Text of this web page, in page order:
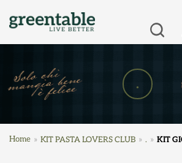
Busca
.
Home KIT PASTA LOVERS CLUB . KIT